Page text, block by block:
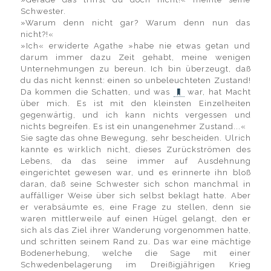
Schwester.
»Warum denn nicht gar? Warum denn nun das
nicht?!«
»Ich« erwiderte Agathe »habe nie etwas getan und
darum immer dazu Zeit gehabt, meine wenigen
Unternehmungen zu bereun. Ich bin überzeugt, daß
du das nicht kennst: einen so unbeleuchteten Zustand!
Da kommen die Schatten, und was
war, hat Macht
über mich. Es ist mit den kleinsten Einzelheiten
gegenwärtig, und ich kann nichts vergessen und
nichts begreifen. Es ist ein unangenehmer Zustand...«
Sie sagte das ohne Bewegung, sehr bescheiden. Ulrich
kannte es wirklich nicht, dieses Zurückströmen des
Lebens, da das seine immer auf Ausdehnung
eingerichtet gewesen war, und es erinnerte ihn bloß
daran, daß seine Schwester sich schon manchmal in
auffälliger Weise über sich selbst beklagt hatte. Aber
er verabsäumte es, eine Frage zu stellen, denn sie
waren mittlerweile auf einen Hügel gelangt, den er
sich als das Ziel ihrer Wanderung vorgenommen hatte,
und schritten seinem Rand zu. Das war eine mächtige
Bodenerhebung, welche die Sage mit einer
Schwedenbelagerung im Dreißigjährigen Krieg